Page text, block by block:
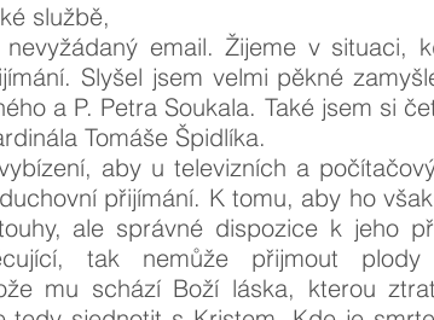
službě,
email. Žijeme v situaci,
Slyšel jsem velmi pěkné
a P. Petra Soukala. Také jsem si
Tomáše Špidlíka.
aby u televizních a
přijímání. K tomu, aby ho
ale správné dispozice k jeho
tak nemůže přijmout plody
mu schází Boží láska, kterou